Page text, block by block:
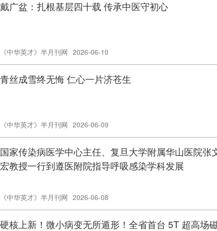
戴广盆：扎根基层四十载 传承中医守初心
《中华英才》半月刊网 2026-06-10
青丝成雪终无悔 仁心一片济苍生
《中华英才》半月刊网 2026-06-09
国家传染病医学中心主任、复旦大学附属华山医院张
宏教授一行到遵医附院指导呼吸感染学科发展
《中华英才》半月刊网 2026-06-08
硬核上新！微小病变无所遁形！全省首台 5T 超高场